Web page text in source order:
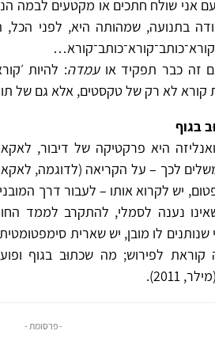
אני שולח חתכים או מקטעים לבמה
בתנועה, שמהותה היא, לפני
זה כבר תפקיד אועמדה: להיות
קורא לא רק של טקסטים, אלא גם של
בגוף
היא פרקטיקה של דיבור,
יש לקרוא אותו – לעבור דרך
נענה לסמלי, להתקרב לממד
שנותנים לו מובן, יש שארית
קוראת לפירוש; מה שכתוּב בגוף
2011).
- פרסומת -